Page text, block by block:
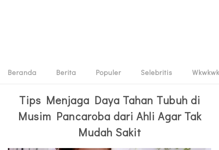
Beranda Berita Populer Selebritis Wkwkwk
Tips Menjaga Daya Tahan Tubuh di
Musim Pancaroba dari Ahli Agar Tak
Mudah Sakit